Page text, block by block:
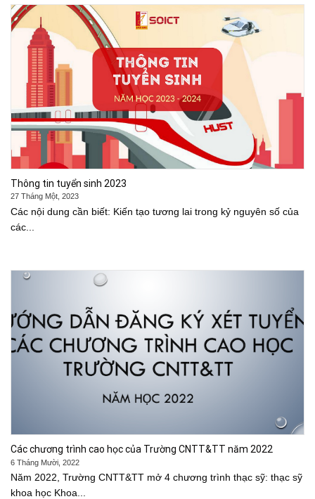
Thông tin tuyển sinh 2023
27 Tháng Một, 2023
Các nội dung cần biết: Kiến tạo tương lai trong kỷ nguyên số của
các...
Các chương trình cao học của Trường CNTT&TT năm 2022
6 Tháng Mười, 2022
Năm 2022, Trường CNTT&TT mở 4 chương trình thạc sỹ: thạc sỹ
khoa học Khoa...